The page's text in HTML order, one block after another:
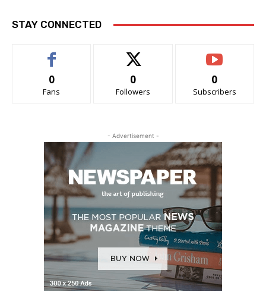
STAY CONNECTED
0
Fans
0
Followers
0
Subscribers
- Advertisement -